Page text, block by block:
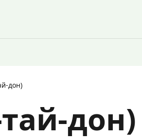
дон)
дон)